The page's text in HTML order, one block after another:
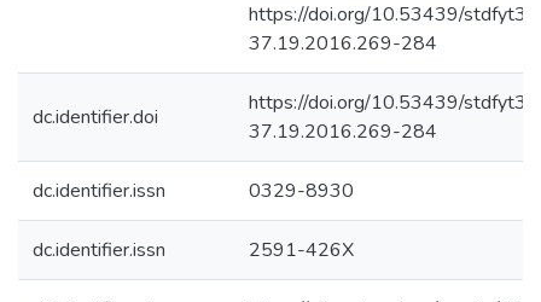
https://doi.org/10.53439/
37.19.2016.269-284
dc.identifier.doi
https://doi.org/10.53439/
37.19.2016.269-284
dc.identifier.issn 0329-8930
dc.identifier.issn 2591-426X